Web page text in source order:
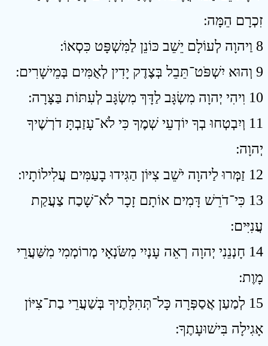
זִכְרָם הֵמָּה ׃
8 וַיהוָה לְעוֹלָם יֵשֵׁב כּוֹנֵן לַמִּשְׁפָּט כִּסְאוֹ ׃
9 וְהוּא יִשְׁפֹּט־תֵּבֵל בְּצֶדֶק יָדִין לְאֻמִּים בְּמֵישָׁרִים ׃
10 וִיהִי יְהוָה מִשְׂגָּב לַדָּךְ מִשְׂגָּב לְעִתּוֹת בַּצָּרָה ׃
11 וְיִבְטְחוּ בְךָ יוֹדְעֵי שְׁמֶךָ כִּי לֹא־עָזַבְתָּ דֹרְשֶׁיךָ
יְהוָה ׃
12 זַמְּרוּ לַיהוָה יֹשֵׁב צִיּוֹן הַגִּידוּ בָעַמִּים עֲלִילוֹתָיו ׃
13 כִּי־דֹרֵשׁ דָּמִים אוֹתָם זָכָר לֹא־שָׁכַח צַעֲקַת
עֲנִיִּים ׃
14 חָנְנֵנִי יְהוָה רְאֵה עָנְיִי מִשֹּׂנְאָי מְרוֹמְמִי מִשַּׁעֲרֵי
מָוֶת ׃
15 לְמַעַן אֲסַפְּרָה כָּל־תְּהִלָּתֶיךָ בְּשַׁעֲרֵי בַת־צִיּוֹן
אָגִילָה בִּישׁוּעָתֶךָ ׃